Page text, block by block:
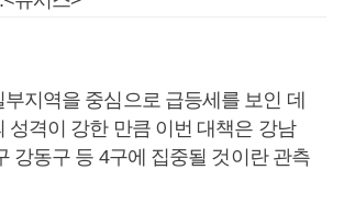
지역을 중심으로 급등세를 보인 데
성격이 강한 만큼 이번 대책은 강남
강동구 등 4구에 집중될 것이란 관측